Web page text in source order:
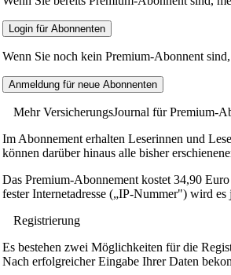
Wenn Sie noch kein Premium-Abonnent
Mehr VersicherungsJournal für Premium-
Im Abonnement erhalten Leserinnen und
können darüber hinaus alle bisher
Das Premium-Abonnement kostet 34,90
fester Internetadresse („IP-Nummer") wird
Registrierung
Es bestehen zwei Möglichkeiten für die
Nach erfolgreicher Eingabe Ihrer Daten